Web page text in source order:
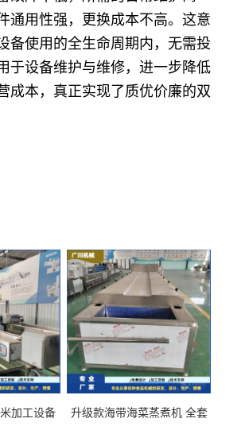
通用性强，更换成本不高。这意
备使用的全生命周期内，无需投
于设备维护与维修，进一步降低
成本，真正实现了质优价廉的双
加工设备
升级款海带海菜蒸煮机 全套